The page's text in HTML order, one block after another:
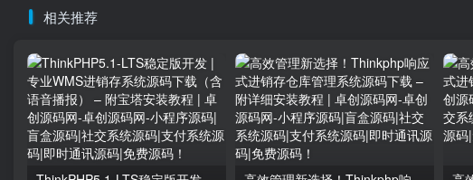
相关推荐